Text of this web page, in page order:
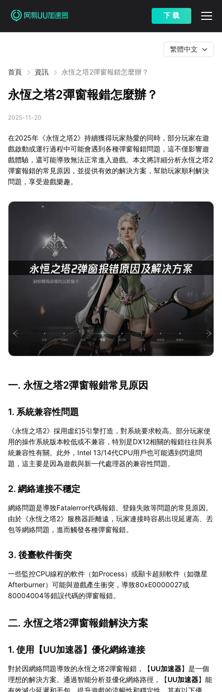
下 载
首頁 資訊 永恆之塔2彈窗報錯怎麼辦？
繁體中文
永恆之塔2彈窗報錯怎麼辦？
2025-11-20
在2025年《永恆之塔2》持續獲得玩家熱愛的同時，部分玩家在遊
戲啟動或運行過程中可能會遇到各種彈窗報錯問題，這不僅影響遊
戲體驗，還可能導致無法正常進入遊戲。本文將詳細分析永恆之塔2
彈窗報錯的常見原因，並提供有效的解決方案，幫助玩家順利解決
問題，享受遊戲樂趣。
一. 永恆之塔2彈窗報錯常見原因
1. 系統兼容性問題
《永恆之塔2》採用虛幻5引擎打造，對系統要求較高。部分玩家使
用的操作系統版本較低或不兼容，特別是DX12相關的報錯往往與系
統兼容性有關。此外，Intel 13/14代CPU用戶也可能遇到閃退問
題，這主要是因為遊戲與新一代處理器的兼容性問題。
2. 網絡連接不穩定
網絡問題是導致Fatalerror代碼報錯、登錄失敗等問題的常見原因。
由於《永恆之塔2》服務器距離遠，玩家連接時容易出現延遲高、丟
包等網絡問題，進而觸發各種彈窗報錯。
3. 後臺軟件衝突
一些監控CPU線程的軟件（如Process）或顯卡超頻軟件（如微星
Afterburner）可能與遊戲產生衝突，導致80xE0000027或
80004004等錯誤代碼的彈窗報錯。
二. 永恆之塔2彈窗報錯解決方案
1. 使用【UU加速器】優化網絡連接
對於因網絡問題導致的永恆之塔2彈窗報錯，【UU加速器】是一個
理想的解決方案。通過智能分析並優化網絡路徑，【UU加速器】能
有效減少延遲和丟包，提升遊戲的流暢性和穩定性。其有以下優